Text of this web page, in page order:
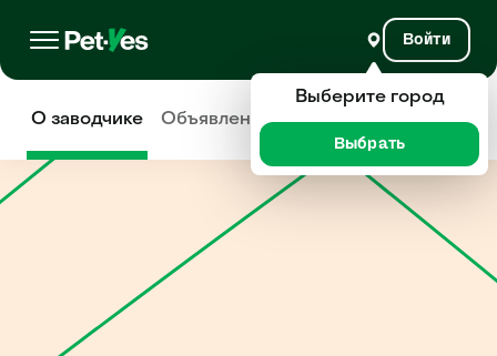
Войти
О заводчике Объявления Отзывы
Выберите город
Выбрать